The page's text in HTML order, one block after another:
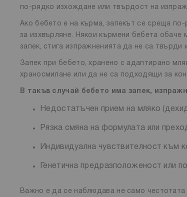
по-рядко изхождане или твърдост на
Ако бебето е на кърма, запекът се среща
за изхвърляне. Някои кърмени бебета обаче
запек, стига изпражненията да не са
Запек при бебето, хранено с адаптирано
храносмилане или да не са подходящи за
В такъв случай бебето има запек,
Недостатъчен прием на мляко
Рязка смяна на формулата или
Индивидуална чувствителност към
Генетична предразположеност или
Важно е да се наблюдава не само